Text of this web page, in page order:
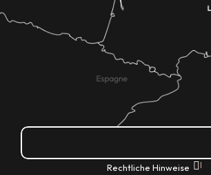
Rechtliche Hinweise
|